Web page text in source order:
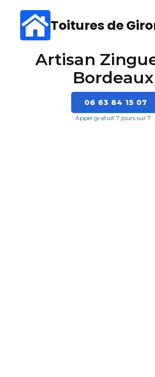
Toitures de
Artisan
Bordeaux
06 63 84 15 07
Appel gratuit 7 jours sur 7